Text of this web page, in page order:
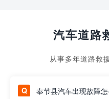
汽车道路
从事多年道路救
奉节县汽车出现故障